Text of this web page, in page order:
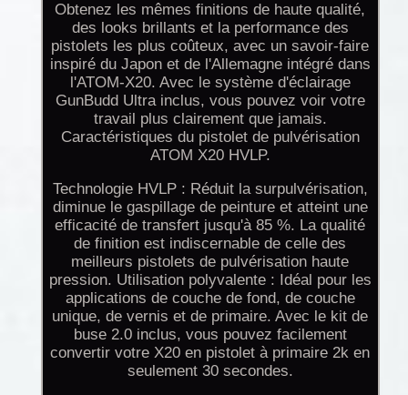
Obtenez les mêmes finitions de haute qualité,
des looks brillants et la performance des
pistolets les plus coûteux, avec un savoir-faire
inspiré du Japon et de l'Allemagne intégré dans
l'ATOM-X20. Avec le système d'éclairage
GunBudd Ultra inclus, vous pouvez voir votre
travail plus clairement que jamais.
Caractéristiques du pistolet de pulvérisation
ATOM X20 HVLP.
Technologie HVLP : Réduit la surpulvérisation,
diminue le gaspillage de peinture et atteint une
efficacité de transfert jusqu'à 85 %. La qualité
de finition est indiscernable de celle des
meilleurs pistolets de pulvérisation haute
pression. Utilisation polyvalente : Idéal pour les
applications de couche de fond, de couche
unique, de vernis et de primaire. Avec le kit de
buse 2.0 inclus, vous pouvez facilement
convertir votre X20 en pistolet à primaire 2k en
seulement 30 secondes.